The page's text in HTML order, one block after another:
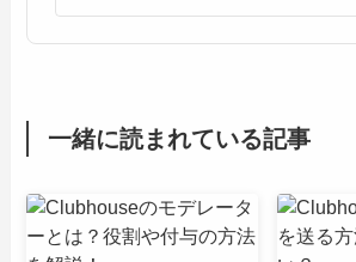
一緒に読まれている記事